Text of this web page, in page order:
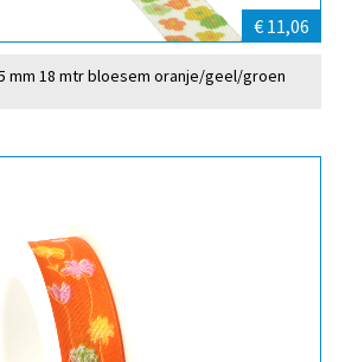
€ 11,06
mm 18 mtr bloesem oranje/geel/groen